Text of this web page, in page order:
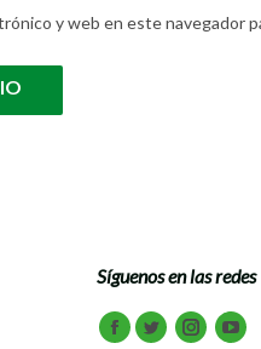
y web en este navegador
Síguenos en las redes
Encuéntranos en:
Facebook
TwitterInstagram